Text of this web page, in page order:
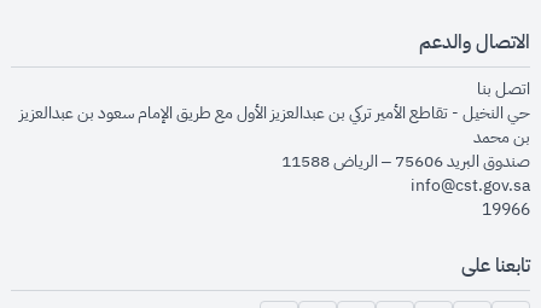
الاتصال والدعم
اتصل بنا
حي النخيل - تقاطع الأمير تركي بن عبدالعزيز الأول مع طريق الإمام سعود بن عبدالعزيز
بن محمد
صندوق البريد 75606 – الرياض 11588
info@cst.gov.sa
19966
تابعنا على